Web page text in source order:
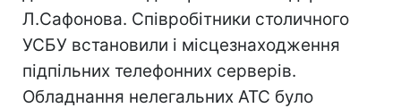
Л.Сафонова. Співробітники столичного
УСБУ встановили i місцезнаходження
підпільних телефонних серверів.
Обладнання нелегальних АТС було